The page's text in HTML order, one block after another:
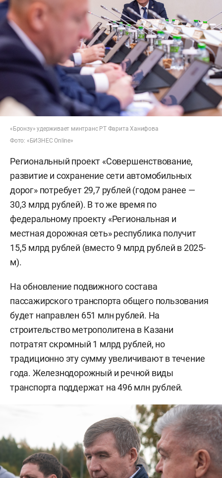
«Бронзу» удерживает минтранс РТ Фарита Ханифова
Фото: «БИЗНЕС Online»
Региональный проект «Совершенствование,
развитие и сохранение сети автомобильных
дорог» потребует 29,7 рублей (годом ранее —
30,3 млрд рублей). В то же время по
федеральному проекту «Региональная и
местная дорожная сеть» республика получит
15,5 млрд рублей (вместо 9 млрд рублей в 2025-
м).
На обновление подвижного состава
пассажирского транспорта общего пользования
будет направлен 651 млн рублей. На
строительство метрополитена в Казани
потратят скромный 1 млрд рублей, но
традиционно эту сумму увеличивают в течение
года. Железнодорожный и речной виды
транспорта поддержат на 496 млн рублей.